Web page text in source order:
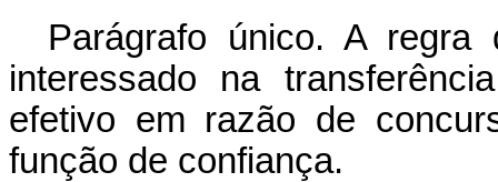
Parágrafo único. A
interessado na
efetivo em razão de
função de confiança.